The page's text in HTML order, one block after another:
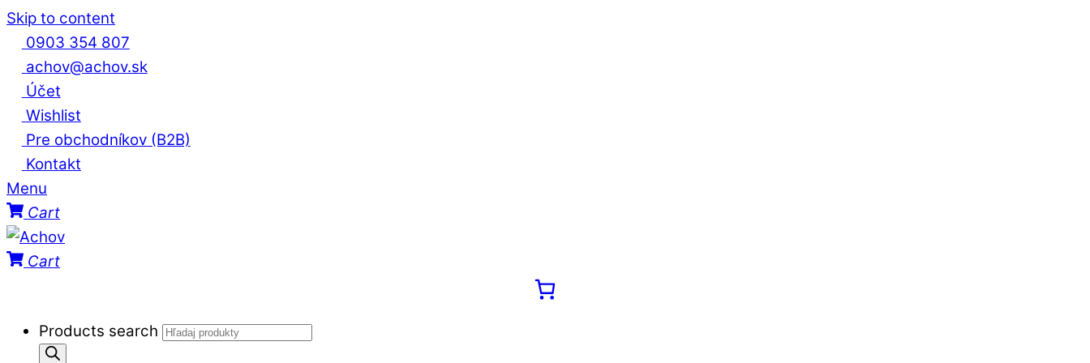
Skip to content
0903 354 807
achov@achov.sk
Účet
Wishlist
Pre obchodníkov (B2B)
Kontakt
Menu
Cart
Cart
Products search